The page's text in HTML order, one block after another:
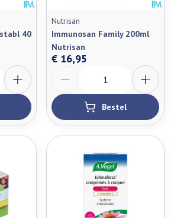
40
Nutrisan
Immunosan Family 200ml
Nutrisan
€ 16,95
Bestel